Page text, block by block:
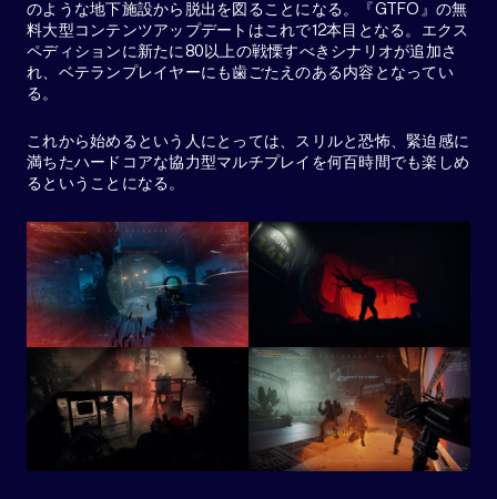
のような地下施設から脱出を図ることになる。『GTFO』の無
料大型コンテンツアップデートはこれで12本目となる。エクス
ペディションに新たに80以上の戦慄すべきシナリオが追加さ
れ、ベテランプレイヤーにも歯ごたえのある内容となってい
る。
これから始めるという人にとっては、スリルと恐怖、緊迫感に
満ちたハードコアな協力型マルチプレイを何百時間でも楽しめ
るということになる。